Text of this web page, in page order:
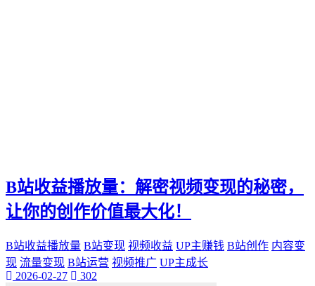
B站收益播放量：解密视频变现的秘密，
让你的创作价值最大化！
B站收益播放量 B站变现 视频收益 UP主赚钱 B站创作 内容变
现 流量变现 B站运营 视频推广 UP主成长
2026-02-27
302